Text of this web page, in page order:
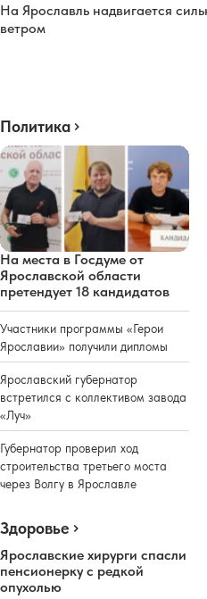
На Ярославль надвигается
ветром
Политика
На места в Госдуме от
Ярославской области
претендует 18 кандидатов
Участники программы «Герои
Ярославии» получили дипломы
Ярославский губернатор
встретился с коллективом завода
«Луч»
Губернатор проверил ход
строительства третьего моста
через Волгу в Ярославле
Здоровье
Ярославские хирурги спасли
пенсионерку с редкой
опухолью